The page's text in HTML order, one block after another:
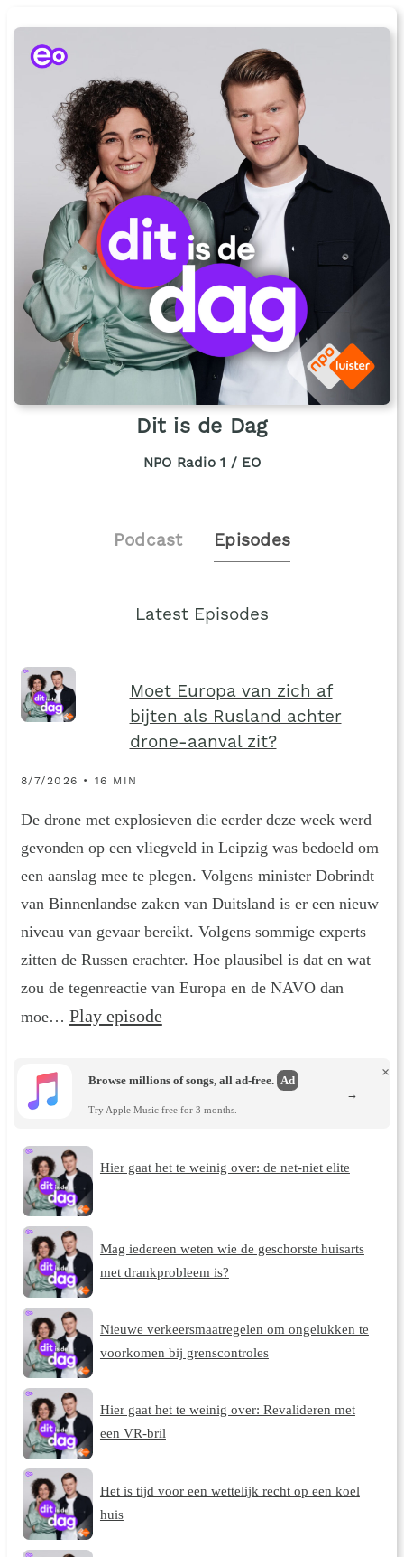
Dit is de Dag
NPO Radio 1 / EO
Podcast Episodes
Latest Episodes
Moet Europa van zich af
bijten als Rusland achter
drone-aanval zit?
8/7/2026 • 16 MIN
De drone met explosieven die eerder deze week werd
gevonden op een vliegveld in Leipzig was bedoeld om
een aanslag mee te plegen. Volgens minister Dobrindt
van Binnenlandse zaken van Duitsland is er een nieuw
niveau van gevaar bereikt. Volgens sommige experts
zitten de Russen erachter. Hoe plausibel is dat en wat
zou de tegenreactie van Europa en de NAVO dan
moe… Play episode
Browse millions of songs, all ad-free. Ad
Try Apple Music free for 3 months.
×
→
Hier gaat het te weinig over: de net-niet elite
Mag iedereen weten wie de geschorste huisarts
met drankprobleem is?
Nieuwe verkeersmaatregelen om ongelukken te
voorkomen bij grenscontroles
Hier gaat het te weinig over: Revalideren met
een VR-bril
Het is tijd voor een wettelijk recht op een koel
huis